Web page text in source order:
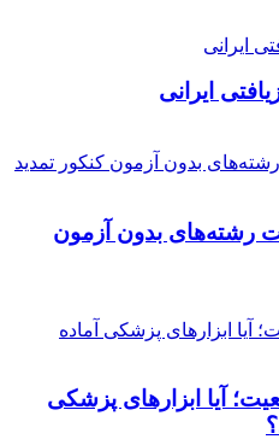
ایرانی
رشته‌های بدون آزمون
آیا ابزارهای پزشکی